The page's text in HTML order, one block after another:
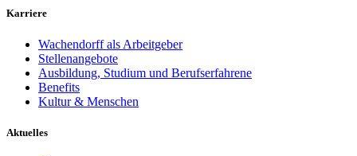
Karriere
Wachendorff als Arbeitgeber
Stellenangebote
Ausbildung, Studium und Berufserfahrene
Benefits
Kultur & Menschen
Aktuelles